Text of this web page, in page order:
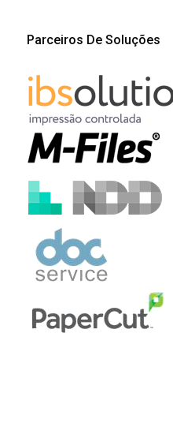
Parceiros De Soluções